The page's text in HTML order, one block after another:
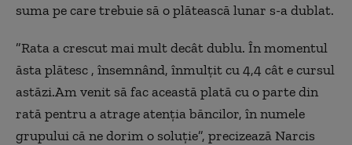
suma pe care trebuie să o plătească lunar s-a dublat.
”Rata a crescut mai mult decât dublu. În momentul
ăsta plătesc , însemnând, înmulțit cu 4,4 cât e cursul
astăzi.Am venit să fac această plată cu o parte din
rată pentru a atrage atenția băncilor, în numele
grupului că ne dorim o soluție”, precizează Narcis